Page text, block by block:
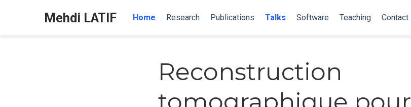
Mehdi LATIF Home Research Publications Talks Software Teaching Contact
Reconstruction